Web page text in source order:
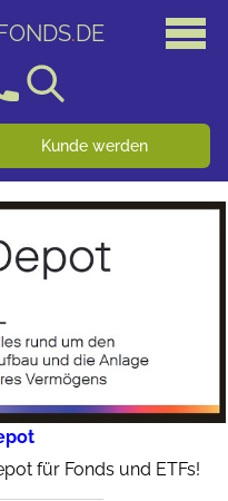
.DE
Kunde werden
für Fonds und ETFs!